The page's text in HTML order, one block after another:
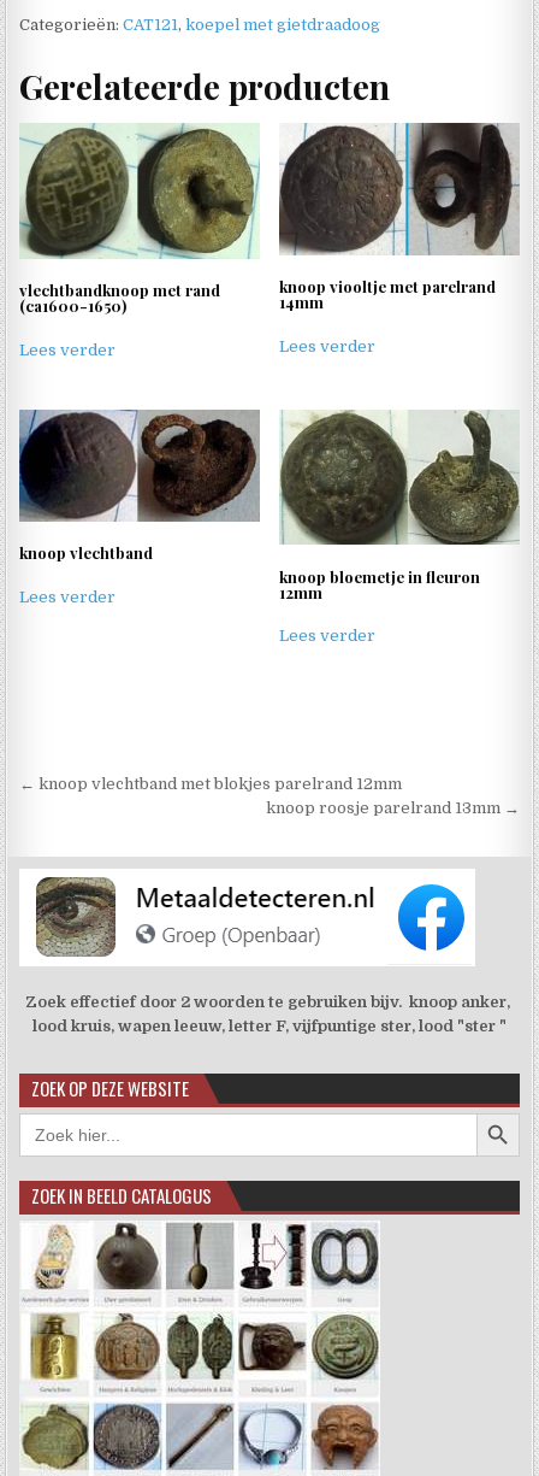
Categorieën:CAT121 ,koepel met gietdraadoog
Gerelateerde producten
vlechtbandknoop met rand
(ca1600-1650)
Lees verder
knoop viooltje met parelrand
14mm
Lees verder
knoop vlechtband
Lees verder
knoop bloemetje in fleuron
12mm
Lees verder
Berichtnavigatie
← knoop vlechtband met blokjes parelrand 12mm
knoop roosje parelrand 13mm →
Zoek effectief door 2 woorden te gebruiken bijv. knoop anker,
lood kruis, wapen leeuw, letter F, vijfpuntige ster, lood "ster "
ZOEK OP DEZE WEBSITE
Zoek
naar:
ZOEK IN BEELD CATALOGUS